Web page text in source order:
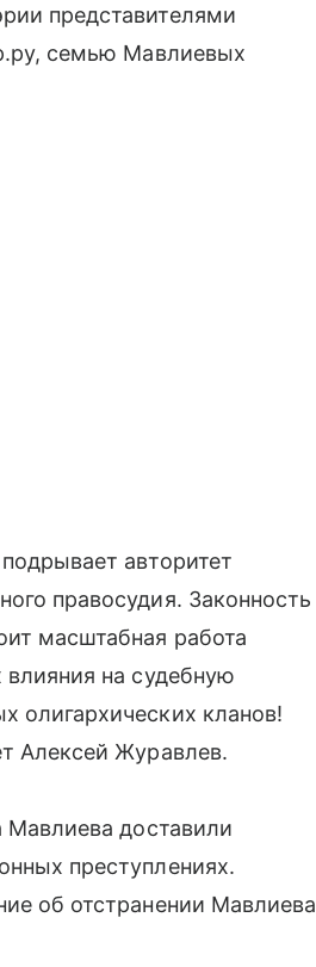
представителями
семью Мавлиевых
авторитет
правосудия. Законность
масштабная работа
на судебную
олигархических кланов!
Алексей Журавлев.
доставили
преступлениях.
об отстранении Мавлиева